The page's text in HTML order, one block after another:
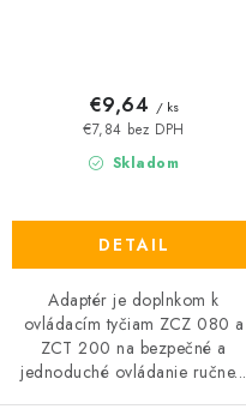
Skladom
€7,84 bez DPH
€9,64 / ks
DETAIL
Adaptér je doplnkom k
ovládacím tyčiam ZCZ 080 a
ZCT 200 na bezpečné a
jednoduché ovládanie ručne...